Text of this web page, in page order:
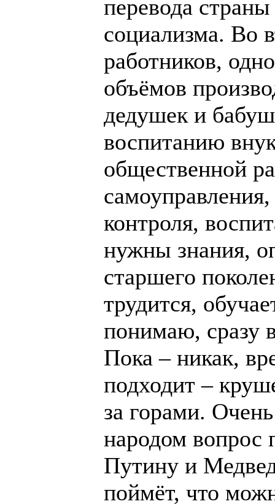
перевода
социализма. Во
работников,
объёмов
дедушек и
воспитанию
общественной
контроля,
нужны знания,
старшего
трудится,
понимаю, сразу
Пока – никак,
подходит –
за горами.
народом вопрос
Путину и
поймёт, что